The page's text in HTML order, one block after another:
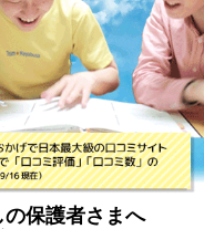
保護者さまへ